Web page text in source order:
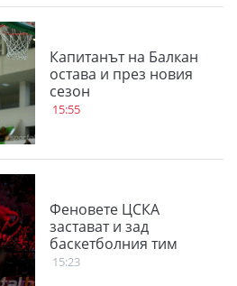
Капитанът на Балкан
остава и през новия
сезон
15:55
Феновете ЦСКА
застават и зад
баскетболния тим
15:23